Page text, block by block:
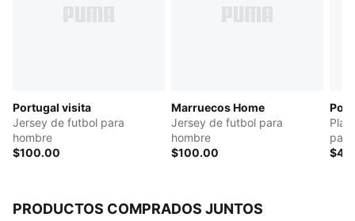
Portugal visita
Jersey de futbol para
hombre
$100.00
Marruecos Home
Jersey de futbol para
hombre
$100.00
PRODUCTOS COMPRADOS JUNTOS